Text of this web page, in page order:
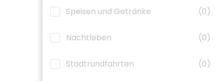
Speisen und Getränke (0)
Nachtleben (0)
Stadtrundfahrten (0)